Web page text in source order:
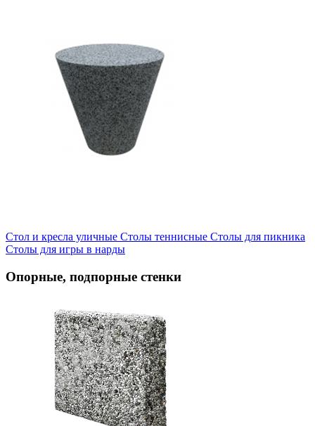
Стол и кресла уличные Cтолы теннисные Столы для пикника
Столы для игры в нарды
Опорные, подпорные стенки